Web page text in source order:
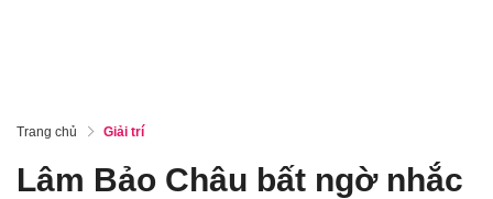
Trang chủ Giải trí
Lâm Bảo Châu bất ngờ nhắc